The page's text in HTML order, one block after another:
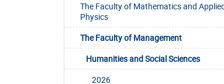
The Faculty of Mathematics and
Physics
The Faculty of Management
Humanities and Social Sciences
2026